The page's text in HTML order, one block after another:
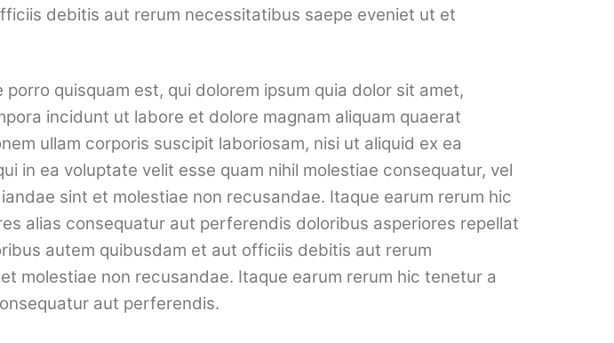
debitis aut rerum necessitatibus saepe eveniet ut et
quisquam est, qui dolorem ipsum quia dolor sit amet,
incidunt ut labore et dolore magnam aliquam quaerat
ullam corporis suscipit laboriosam, nisi ut aliquid ex ea
in ea voluptate velit esse quam nihil molestiae consequatur, vel
sint et molestiae non recusandae. Itaque earum rerum hic
alias consequatur aut perferendis doloribus asperiores repellat
autem quibusdam et aut officiis debitis aut rerum
molestiae non recusandae. Itaque earum rerum hic tenetur a
aut perferendis.